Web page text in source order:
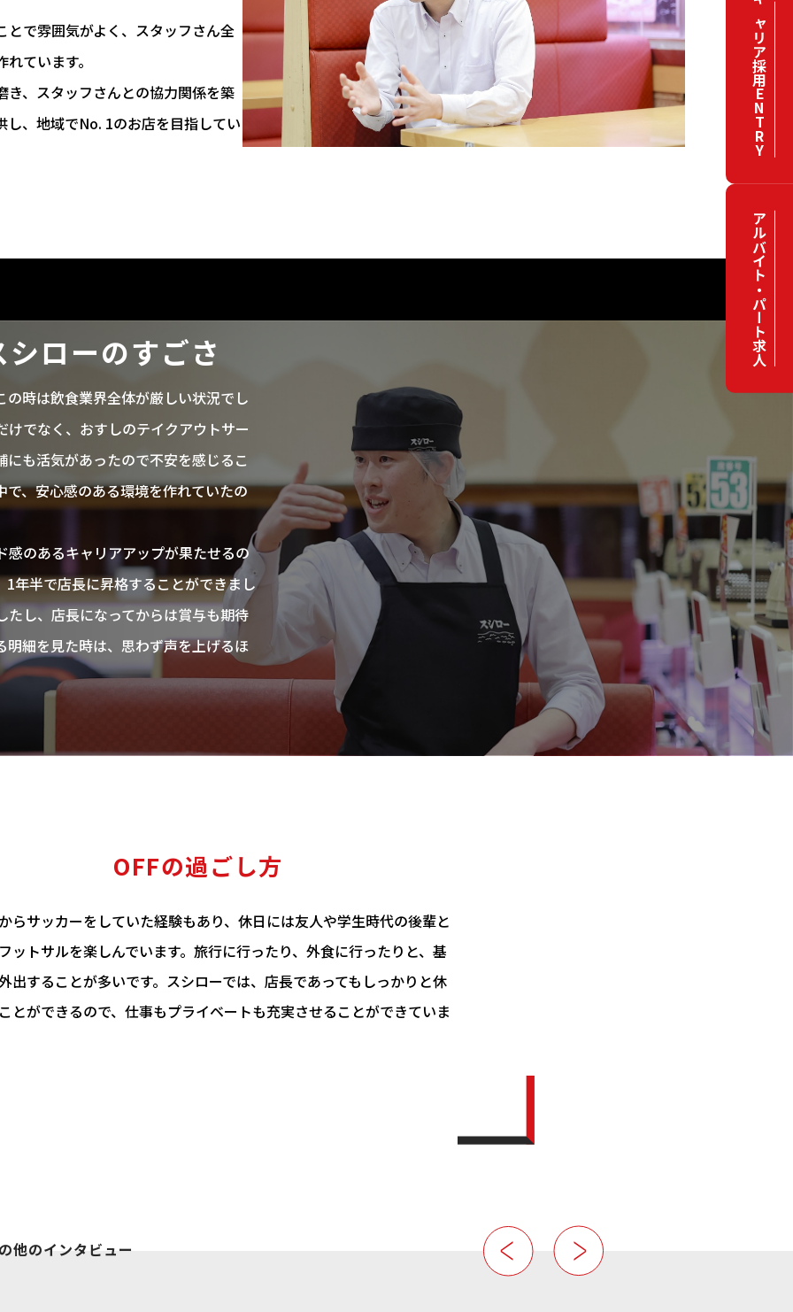
で雰囲気がよく、スタッフさん全
ています。
、スタッフさんとの協力関係を築
、地域でNo. 1のお店を目指してい
ローのすごさ
時は飲食業界全体が厳しい状況でし
でなく、おすしのテイクアウトサー
も活気があったので不安を感じるこ
、安心感のある環境を作れていたの
のあるキャリアアップが果たせるの
年半で店長に昇格することができまし
し、店長になってからは賞与も期待
細を見た時は、思わず声を上げるほ
OFFの過ごし方
らサッカーをしていた経験もあり、休日には友人や学生時代の後輩と
ットサルを楽しんでいます。旅行に行ったり、外食に行ったりと、基
出することが多いです。スシローでは、店長であってもしっかりと休
とができるので、仕事もプライベートも充実させることができていま
他のインタビュー
キャリア採用ENTRY
アルバイト・パート求人